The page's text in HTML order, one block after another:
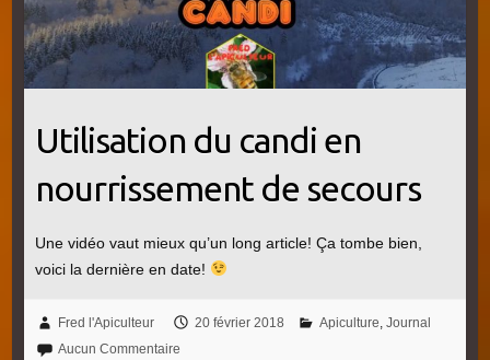
Utilisation du candi en
nourrissement de secours
Une vidéo vaut mieux qu’un long article! Ça tombe bien,
voici la dernière en date!
Fred l'Apiculteur 20 février 2018 Apiculture Journal
Aucun Commentaire